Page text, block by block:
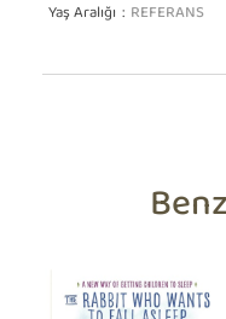
Yaş Aralığı REFERANS